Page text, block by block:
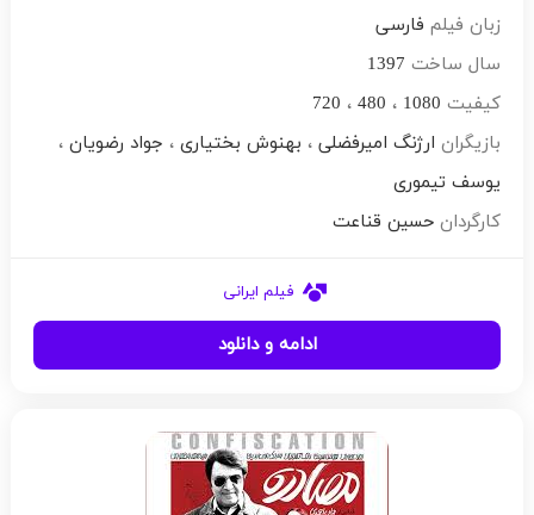
زبان فیلم فارسی
سال ساخت 1397
کیفیت 1080 ، 480 ، 720
بازیگران ارژنگ امیرفضلی ، بهنوش بختیاری ، جواد رضویان ،
یوسف تیموری
کارگردانحسین قناعت
فیلم ایرانی
ادامه و دانلود